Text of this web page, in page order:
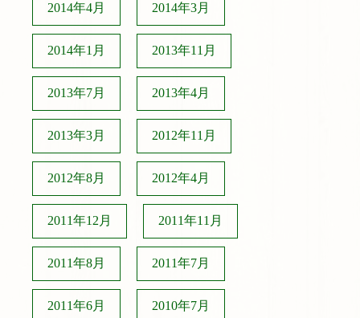
2014年4月 2014年3月
2014年1月 2013年11月
2013年7月 2013年4月
2013年3月 2012年11月
2012年8月 2012年4月
2011年12月 2011年11月
2011年8月 2011年7月
2011年6月 2010年7月